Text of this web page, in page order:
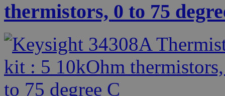
thermistors, 0 to 75